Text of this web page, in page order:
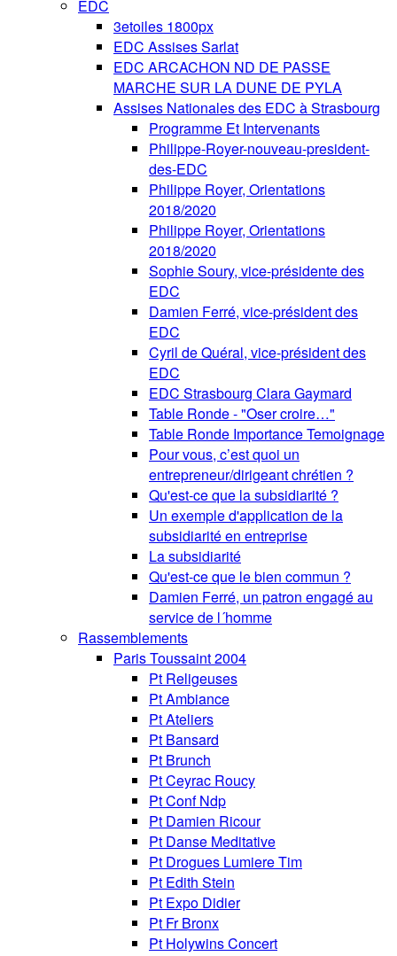
EDC
3etoiles 1800px
EDC Assises Sarlat
EDC ARCACHON ND DE PASSE
MARCHE SUR LA DUNE DE PYLA
Assises Nationales des EDC à Strasbourg
Programme Et Intervenants
Philippe-Royer-nouveau-president-
des-EDC
Philippe Royer, Orientations
2018/2020
Philippe Royer, Orientations
2018/2020
Sophie Soury, vice-présidente des
EDC
Damien Ferré, vice-président des
EDC
Cyril de Quéral, vice-président des
EDC
EDC Strasbourg Clara Gaymard
Table Ronde - "Oser croire…"
Table Ronde Importance Temoignage
Pour vous, c’est quoi un
entrepreneur/dirigeant chrétien ?
Qu'est-ce que la subsidiarité ?
Un exemple d'application de la
subsidiarité en entreprise
La subsidiarité
Qu'est-ce que le bien commun ?
Damien Ferré, un patron engagé au
service de l´homme
Rassemblements
Paris Toussaint 2004
Pt Religeuses
Pt Ambiance
Pt Ateliers
Pt Bansard
Pt Brunch
Pt Ceyrac Roucy
Pt Conf Ndp
Pt Damien Ricour
Pt Danse Meditative
Pt Drogues Lumiere Tim
Pt Edith Stein
Pt Expo Didier
Pt Fr Bronx
Pt Holywins Concert